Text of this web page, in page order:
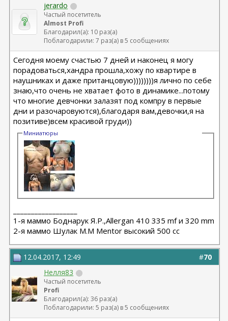
jerardo
Частый посетитель
Almost Profi
Благодарил(а): 10 раз(а)
Поблагодарили: 7 раз(а) в 5 сообщениях
Сегодня моему счастью 7 дней и наконец я могу
порадоваться,хандра прошла,хожу по квартире в
наушниках и даже пританцовую))))))))я лично по себе
знаю,что очень не хватает фото в динамике...потому
что многие девчонки залазят под компру в первые
дни и разочаровуются),благодаря вам,девочки,я на
позитиве)всем красивой груди))
Миниатюры
1-я маммо Боднарук Я.Р.,Allergan 410 335 mf и 320 mm
2-я маммо Шулак М.М Mentor высокий 500 сс
#70
12.04.2017, 12:49
Нелля83
Частый посетитель
Profi
Благодарил(а): 36 раз(а)
Поблагодарили: 5 раз(а) в 5 сообщениях